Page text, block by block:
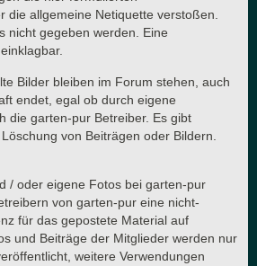
die allgemeine Netiquette verstoßen.
nicht gegeben werden. Eine
Bilder bleiben im Forum stehen, auch
endet, egal ob durch eigene
die garten-pur Betreiber. Es gibt
von Beiträgen oder Bildern.
/ oder eigene Fotos bei garten-pur
von garten-pur eine nicht-
für das gepostete Material auf
und Beiträge der Mitglieder werden nur
weitere Verwendungen